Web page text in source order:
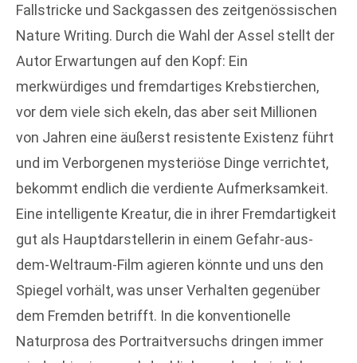
Fallstricke und Sackgassen des zeitgenössischen
Nature Writing. Durch die Wahl der Assel stellt der
Autor Erwartungen auf den Kopf: Ein
merkwürdiges und fremdartiges Krebstierchen,
vor dem viele sich ekeln, das aber seit Millionen
von Jahren eine äußerst resistente Existenz führt
und im Verborgenen mysteriöse Dinge verrichtet,
bekommt endlich die verdiente Aufmerksamkeit.
Eine intelligente Kreatur, die in ihrer Fremdartigkeit
gut als Hauptdarstellerin in einem Gefahr-aus-
dem-Weltraum-Film agieren könnte und uns den
Spiegel vorhält, was unser Verhalten gegenüber
dem Fremden betrifft. In die konventionelle
Naturprosa des Portraitversuchs dringen immer